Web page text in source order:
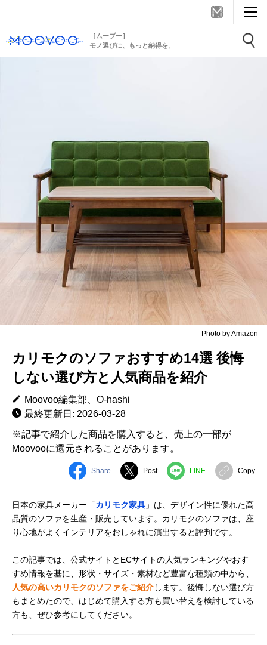
［ムーブー］
モノ選びに、もっと納得を。
Photo by Amazon
カリモクのソファおすすめ14選 後悔
しない選び方と人気商品を紹介
Moovoo編集部、O-hashi
最終更新日: 2026-03-28
※記事で紹介した商品を購入すると、売上の一部が
Moovooに還元されることがあります。
Share Post LINE Copy
日本の家具メーカー「カリモク家具 」は、デザイン性に優れた高
品質のソファを生産・販売しています。カリモクのソファは、座
り心地がよくインテリアをおしゃれに演出すると評判です。
この記事では、公式サイトとECサイトの人気ランキングやおす
すめ情報を基に、形状・サイズ・素材など豊富な種類の中から、
人気の高いカリモクのソファをご紹介します。後悔しない選び方
もまとめたので、はじめて購入する方も買い替えを検討している
方も、ぜひ参考にしてください。